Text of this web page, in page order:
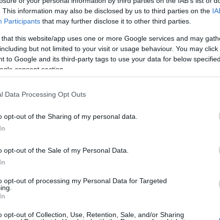
This information may also be disclosed by us to third parties on the
Participants that may further disclose it to other third parties.
that this website/app uses one or more Google services and may
but not limited to your visit or usage behaviour. You may
to Google and its third-party tags to use your data for below
consent section.
Data Processing Opt Outs
opt-out of the Sharing of my personal data.
opt-out of the Sale of my Personal Data.
opt-out of processing my Personal Data for Targeted
opt-out of Collection, Use, Retention, Sale, and/or Sharing
BIRODALMÁBAN CSOKI
ÉS FESZTIVÁL VÁR OPATIJABAN
Kassay Tamás
hat, azOpatija. November hagyományosan a
esemény csúcspontját a
látogatókat csokoládés wellness kezeléssel,